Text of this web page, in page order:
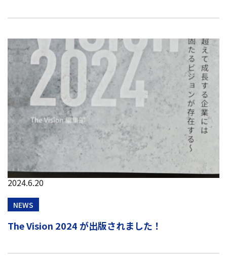
2024.6.20
NEWS
The Vision 2024 が出版されました！